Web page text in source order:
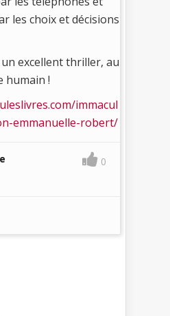
les choix et décisions
un excellent thriller, au
humain !
immacul
emmanuelle-robert/
0